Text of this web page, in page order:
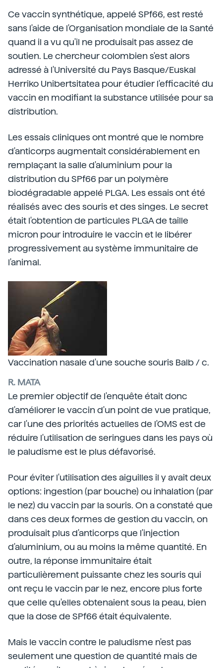
Ce vaccin synthétique, appelé SPf66, est resté
sans l'aide de l'Organisation mondiale de la Santé
quand il a vu qu'il ne produisait pas assez de
soutien. Le chercheur colombien s'est alors
adressé à l'Université du Pays Basque/Euskal
Herriko Unibertsitatea pour étudier l'efficacité du
vaccin en modifiant la substance utilisée pour sa
distribution.
Les essais cliniques ont montré que le nombre
d'anticorps augmentait considérablement en
remplaçant la salle d'aluminium pour la
distribution du SPf66 par un polymère
biodégradable appelé PLGA. Les essais ont été
réalisés avec des souris et des singes. Le secret
était l'obtention de particules PLGA de taille
micron pour introduire le vaccin et le libérer
progressivement au système immunitaire de
l'animal.
Vaccination nasale d'une souche souris Balb / c.
R. MATA
Le premier objectif de l'enquête était donc
d'améliorer le vaccin d'un point de vue pratique,
car l'une des priorités actuelles de l'OMS est de
réduire l'utilisation de seringues dans les pays où
le paludisme est le plus défavorisé.
Pour éviter l'utilisation des aiguilles il y avait deux
options: ingestion (par bouche) ou inhalation (par
le nez) du vaccin par la souris. On a constaté que
dans ces deux formes de gestion du vaccin, on
produisait plus d'anticorps que l'injection
d'aluminium, ou au moins la même quantité. En
outre, la réponse immunitaire était
particulièrement puissante chez les souris qui
ont reçu le vaccin par le nez, encore plus forte
que celle qu'elles obtenaient sous la peau, bien
que la dose de SPf66 était équivalente.
Mais le vaccin contre le paludisme n'est pas
seulement une question de quantité mais de